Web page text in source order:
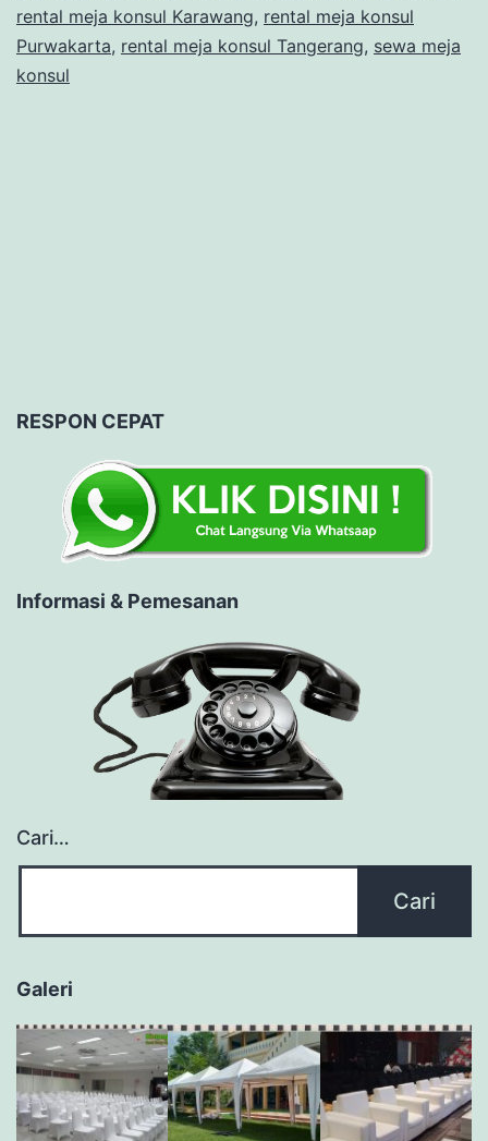
di
Jakarta
rental meja konsul Karawang, rental meja konsul
Purwakarta, rental meja konsul Tangerang, sewa meja
konsul
RESPON CEPAT
Informasi & Pemesanan
Cari…
Galeri